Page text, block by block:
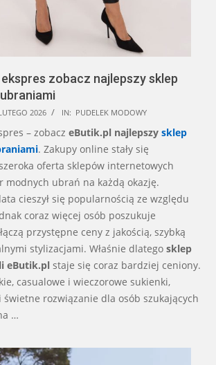
zobacz najlepszy sklep
2026 IN: PUDELEK MODOWY
– zobacz eButik.pl najlepszy sklep
. Zakupy online stały się
oferta sklepów internetowych
modnych ubrań na każdą okazję.
cieszył się popularnością ze względu
coraz więcej osób poszukuje
przystępne ceny z jakością, szybką
stylizacjami. Właśnie dlatego sklep
eButik.pl staje się coraz bardziej ceniony.
casualowe i wieczorowe sukienki,
świetne rozwiązanie dla osób szukających
…